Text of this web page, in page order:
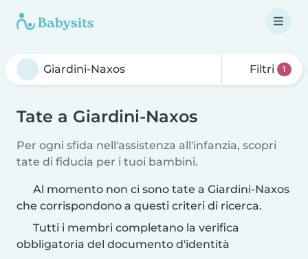
Filtri 1
Tate a Giardini-Naxos
Per ogni sfida nell'assistenza all'infanzia, scopri
tate di fiducia per i tuoi bambini.
Al momento non ci sono tate a Giardini-Naxos
che corrispondono a questi criteri di ricerca.
Tutti i membri completano la verifica
obbligatoria del documento d'identità